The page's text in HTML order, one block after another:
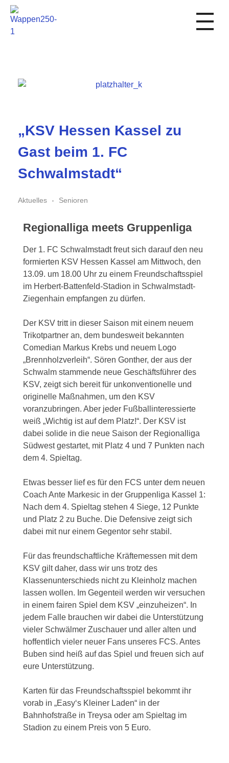
„KSV Hessen Kassel zu
Gast beim 1. FC
Schwalmstadt“
Aktuelles Senioren
Regionalliga meets Gruppenliga
Der 1. FC Schwalmstadt freut sich darauf den neu
formierten KSV Hessen Kassel am Mittwoch, den
13.09. um 18.00 Uhr zu einem Freundschaftsspiel
im Herbert-Battenfeld-Stadion in Schwalmstadt-
Ziegenhain empfangen zu dürfen.
Der KSV tritt in dieser Saison mit einem neuem
Trikotpartner an, dem bundesweit bekannten
Comedian Markus Krebs und neuem Logo
„Brennholzverleih“. Sören Gonther, der aus der
Schwalm stammende neue Geschäftsführer des
KSV, zeigt sich bereit für unkonventionelle und
originelle Maßnahmen, um den KSV
voranzubringen. Aber jeder Fußballinteressierte
weiß „Wichtig ist auf dem Platz!“. Der KSV ist
dabei solide in die neue Saison der Regionalliga
Südwest gestartet, mit Platz 4 und 7 Punkten nach
dem 4. Spieltag.
Etwas besser lief es für den FCS unter dem neuen
Coach Ante Markesic in der Gruppenliga Kassel 1:
Nach dem 4. Spieltag stehen 4 Siege, 12 Punkte
und Platz 2 zu Buche. Die Defensive zeigt sich
dabei mit nur einem Gegentor sehr stabil.
Für das freundschaftliche Kräftemessen mit dem
KSV gilt daher, dass wir uns trotz des
Klassenunterschieds nicht zu Kleinholz machen
lassen wollen. Im Gegenteil werden wir versuchen
in einem fairen Spiel dem KSV „einzuheizen“. In
jedem Falle brauchen wir dabei die Unterstützung
vieler Schwälmer Zuschauer und aller alten und
hoffentlich vieler neuer Fans unseres FCS. Antes
Buben sind heiß auf das Spiel und freuen sich auf
eure Unterstützung.
Karten für das Freundschaftsspiel bekommt ihr
vorab in „Easy‘s Kleiner Laden“ in der
Bahnhofstraße in Treysa oder am Spieltag im
Stadion zu einem Preis von 5 Euro.